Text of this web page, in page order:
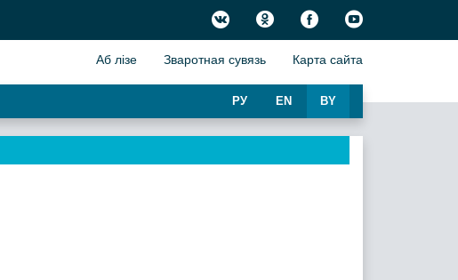
Аб лiзе Зваротная сувязь Карта сайта
BY
EN
РУ